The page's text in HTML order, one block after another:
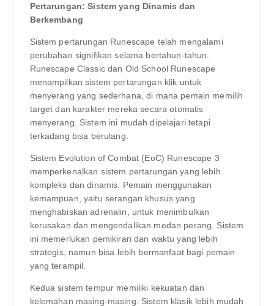
Pertarungan: Sistem yang Dinamis dan
Berkembang
Sistem pertarungan Runescape telah mengalami
perubahan signifikan selama bertahun-tahun.
Runescape Classic dan Old School Runescape
menampilkan sistem pertarungan klik untuk
menyerang yang sederhana, di mana pemain memilih
target dan karakter mereka secara otomatis
menyerang. Sistem ini mudah dipelajari tetapi
terkadang bisa berulang.
Sistem Evolution of Combat (EoC) Runescape 3
memperkenalkan sistem pertarungan yang lebih
kompleks dan dinamis. Pemain menggunakan
kemampuan, yaitu serangan khusus yang
menghabiskan adrenalin, untuk menimbulkan
kerusakan dan mengendalikan medan perang. Sistem
ini memerlukan pemikiran dan waktu yang lebih
strategis, namun bisa lebih bermanfaat bagi pemain
yang terampil.
Kedua sistem tempur memiliki kekuatan dan
kelemahan masing-masing. Sistem klasik lebih mudah